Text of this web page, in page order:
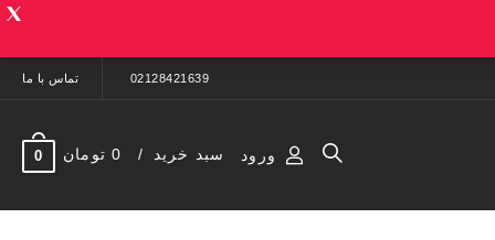
02128421639 تماس با ما
ورود سبد خرید 0 تومان 0